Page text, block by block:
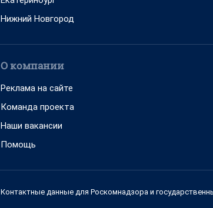
Нижний Новгород
О компании
Реклама на сайте
Команда проекта
Наши вакансии
Помощь
Контактные данные для Роскомнадзора и